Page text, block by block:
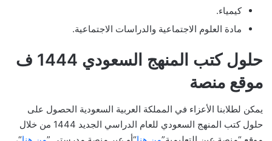
كيمياء.
مادة العلوم الاجتماعية والدراسات الاجتماعية.
حلول كتب المنهج السعودي 1444 ف
موقع منصة
يمكن لطلابنا الأعزاء في المملكة العربية السعودية الحصول على
حلول كتب المنهج السعودي للعام الدراسي الجديد 1444 من خلال